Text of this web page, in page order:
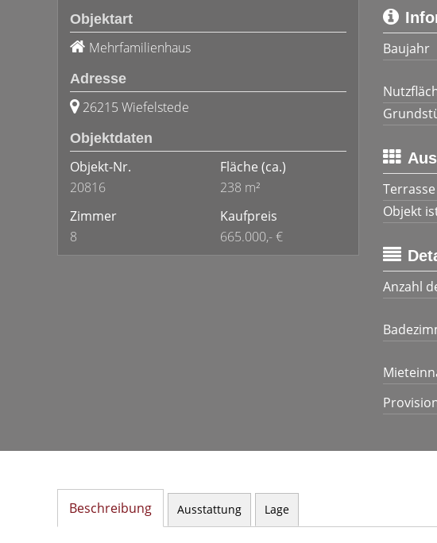
Objektart
Mehrfamilienhaus
Adresse
26215 Wiefelstede
Objektdaten
Objekt-Nr.
20816
Fläche (ca.)
238 m²
Zimmer
8
Kaufpreis
665.000,- €
Baujahr
Terrasse
Objekt
Anzahl
Beschreibung Ausstattung Lage